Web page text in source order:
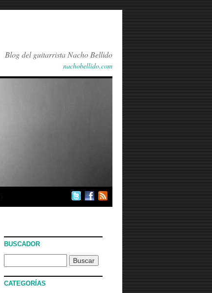
Blog del guitarrista Nacho Bellido
nachobellido.com
BUSCADOR
CATEGORÍAS